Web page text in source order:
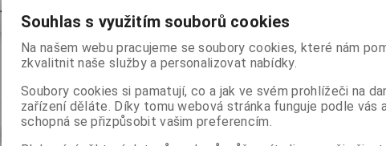
1 1Celkem záznamů
Souhlas s využitím souborů cookies
Na našem webu pracujeme se soubory cookies, které nám
zkvalitnit naše služby a personalizovat nabídky.
Soubory cookies si pamatují, co a jak ve svém prohlížeči na
zařízení děláte. Díky tomu webová stránka funguje podle vás
schopná se přizpůsobit vašim preferencím.